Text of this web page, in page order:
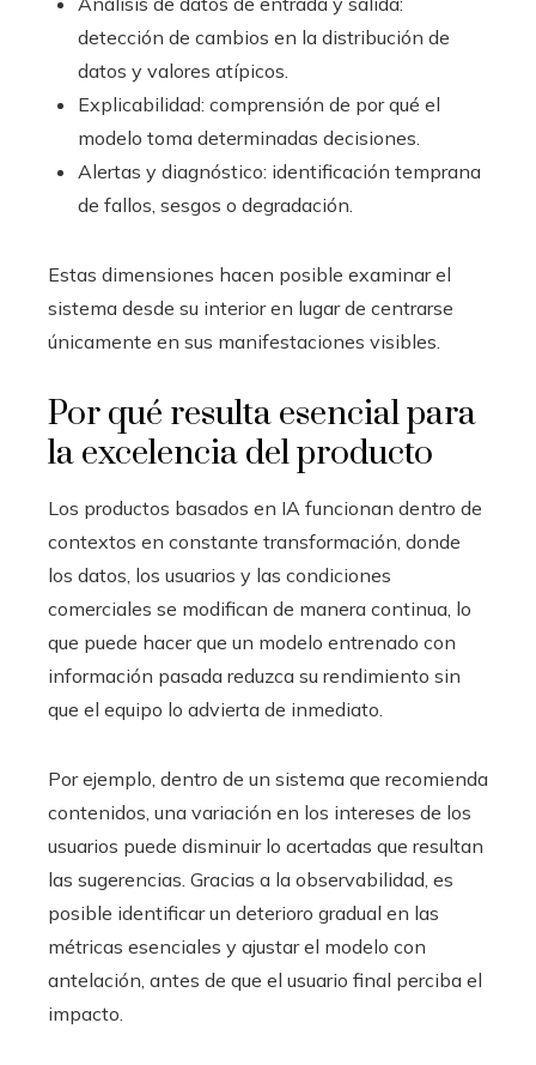
detección de cambios en la distribución de
datos y valores atípicos.
Explicabilidad: comprensión de por qué el
modelo toma determinadas decisiones.
Alertas y diagnóstico: identificación temprana
de fallos, sesgos o degradación.
Estas dimensiones hacen posible examinar el
sistema desde su interior en lugar de centrarse
únicamente en sus manifestaciones visibles.
Por qué resulta esencial para
la excelencia del producto
Los productos basados en IA funcionan dentro de
contextos en constante transformación, donde
los datos, los usuarios y las condiciones
comerciales se modifican de manera continua, lo
que puede hacer que un modelo entrenado con
información pasada reduzca su rendimiento sin
que el equipo lo advierta de inmediato.
Por ejemplo, dentro de un sistema que recomienda
contenidos, una variación en los intereses de los
usuarios puede disminuir lo acertadas que resultan
las sugerencias. Gracias a la observabilidad, es
posible identificar un deterioro gradual en las
métricas esenciales y ajustar el modelo con
antelación, antes de que el usuario final perciba el
impacto.